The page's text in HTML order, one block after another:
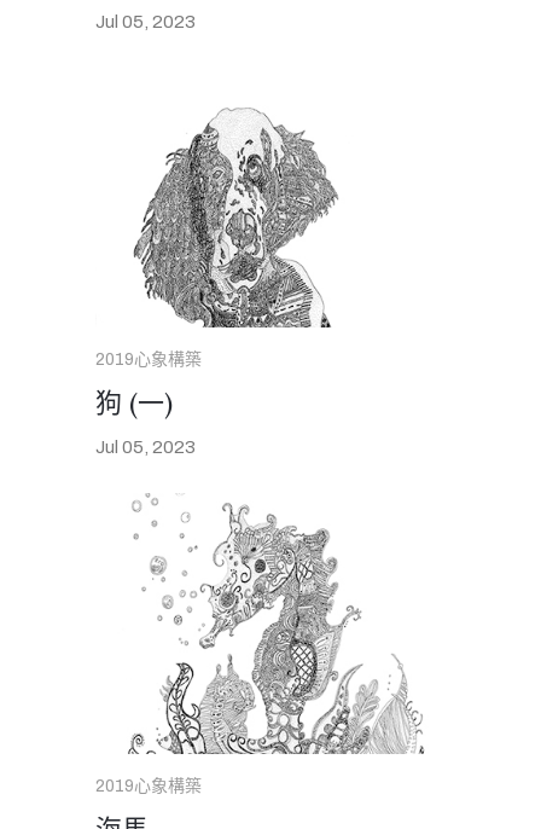
Jul 05, 2023
2019心象構築
狗 (一)
Jul 05, 2023
2019心象構築